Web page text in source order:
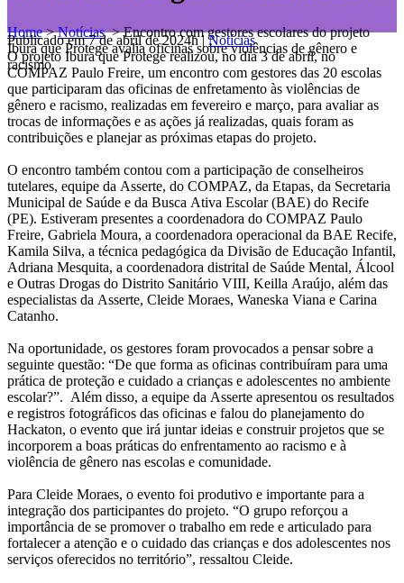
Home>Notícias >Encontro com gestores escolares do projeto
Ibura que Protege avalia oficinas sobre violências de gênero e
racismo
Publicado em 7 de abril de 2024h |Notícias
O projeto Ibura que Protege realizou, no dia 3 de abril, no
COMPAZ Paulo Freire, um encontro com gestores das 20 escolas
que participaram das oficinas de enfretamento às violências de
gênero e racismo, realizadas em fevereiro e março, para avaliar as
trocas de informações e as ações já realizadas, quais foram as
contribuições e planejar as próximas etapas do projeto.
O encontro também contou com a participação de conselheiros
tutelares, equipe da Asserte, do COMPAZ, da Etapas, da Secretaria
Municipal de Saúde e da Busca Ativa Escolar (BAE) do Recife
(PE). Estiveram presentes a coordenadora do COMPAZ Paulo
Freire, Gabriela Moura, a coordenadora operacional da BAE Recife,
Kamila Silva, a técnica pedagógica da Divisão de Educação Infantil,
Adriana Mesquita, a coordenadora distrital de Saúde Mental, Álcool
e Outras Drogas do Distrito Sanitário VIII, Keilla Araújo, além das
especialistas da Asserte, Cleide Moraes, Waneska Viana e Carina
Catanho.
Na oportunidade, os gestores foram provocados a pensar sobre a
seguinte questão: “De que forma as oficinas contribuíram para uma
prática de proteção e cuidado a crianças e adolescentes no ambiente
escolar?”. Além disso, a equipe da Asserte apresentou os resultados
e registros fotográficos das oficinas e falou do planejamento do
Hackaton, o evento que irá juntar ideias e construir projetos que se
incorporem a boas práticas do enfrentamento ao racismo e à
violência de gênero nas escolas e comunidade.
Para Cleide Moraes, o evento foi produtivo e importante para a
integração dos participantes do projeto. “O grupo reforçou a
importância de se promover o trabalho em rede e articulado para
fortalecer a atenção e o cuidado das crianças e dos adolescentes nos
serviços oferecidos no território”, ressaltou Cleide.